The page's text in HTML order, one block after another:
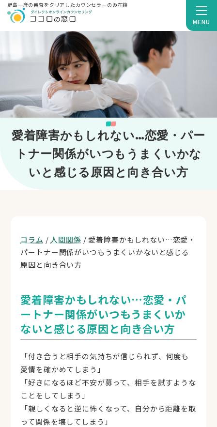
MENU
野島一彦の審査をクリアしたカウンセラーのみ在籍
愛着障害かもしれない…恋愛・パー
トナー関係がいつもうまくいかな
いと感じる原因と向き合い方
コラム / 人間関係 / 愛着障害かもしれない…恋愛・
パートナー関係がいつもうまくいかないと感じる
原因と向き合い方
愛着障害かもしれない…恋愛・パ
ートナー関係がいつもうまくいか
ないと感じる原因と向き合い方
「付き合うと相手の気持ちが信じられず、何度も
愛情を確かめてしまう」
「好きになるほど不安が募って、相手を試すような
ことをしてしまう」
「親しくなると逆に怖くなって、自分から距離を取
って関係を壊してしまう」